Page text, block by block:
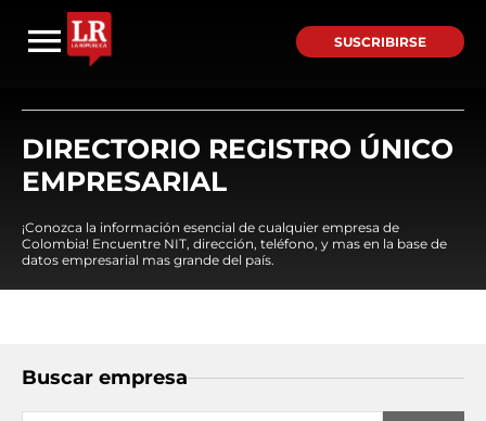
SUSCRIBIRSE
DIRECTORIO REGISTRO ÚNICO
EMPRESARIAL
¡Conozca la información esencial de cualquier empresa de
Colombia! Encuentre NIT, dirección, teléfono, y mas en la base de
datos empresarial mas grande del país.
Buscar empresa